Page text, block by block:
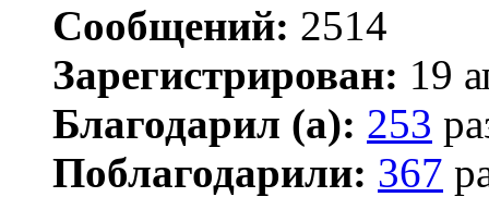
Сообщений: 2514
Зарегистрирован: 19
Благодарил (а): 253
Поблагодарили: 367